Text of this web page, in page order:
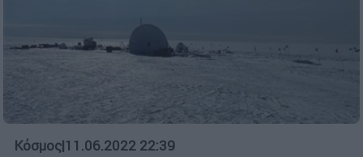
Κόσμος|11.06.2022 22:39